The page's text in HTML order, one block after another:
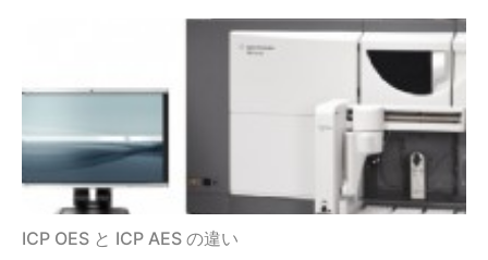
ICP OES と ICP AES の違い